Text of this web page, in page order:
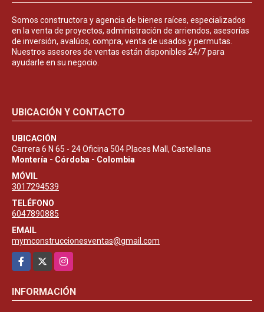
Somos constructora y agencia de bienes raíces, especializados
en la venta de proyectos, administración de arriendos, asesorías
de inversión, avalúos, compra, venta de usados y permutas.
Nuestros asesores de ventas están disponibles 24/7 para
ayudarle en su negocio.
UBICACIÓN Y CONTACTO
UBICACIÓN
Carrera 6 N 65 - 24 Oficina 504 Places Mall, Castellana
Montería - Córdoba - Colombia
MÓVIL
3017294539
TELÉFONO
6047890885
EMAIL
mymconstruccionesventas@gmail.com
Facebook
Instagram
INFORMACIÓN